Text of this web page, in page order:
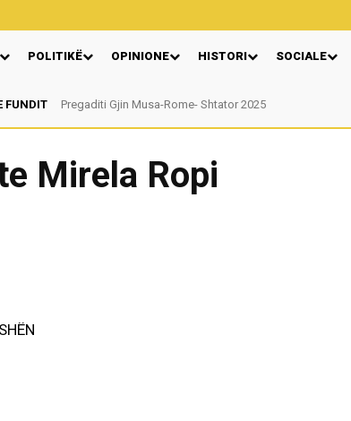
POLITIKË OPINIONE HISTORI SOCIALE
FUNDITPregaditi Gjin Musa-Rome- Shtator 2025
Nga: Ndue Dedaj
Mirela Ropi